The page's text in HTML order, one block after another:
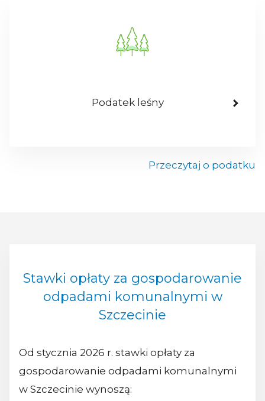
Podatek leśny
Przeczytaj o podatku
Stawki opłaty za gospodarowanie
odpadami komunalnymi w
Szczecinie
Od stycznia 2026 r. stawki opłaty za
gospodarowanie odpadami komunalnymi
w Szczecinie wynoszą: